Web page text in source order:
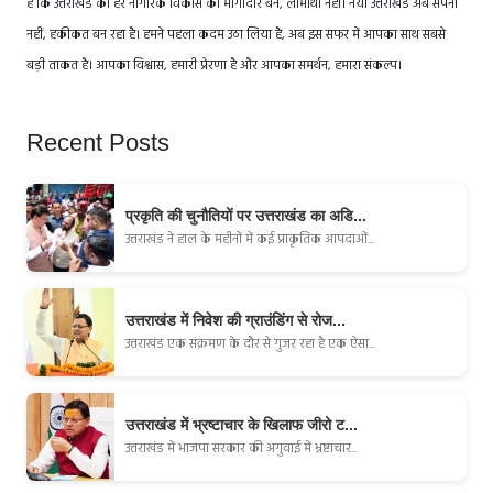
है कि उत्तराखंड का हर नागरिक विकास का भागीदार बने, लाभार्थी नहीं। नया उत्तराखंड अब सपना
नहीं, हकीकत बन रहा है। हमने पहला कदम उठा लिया है, अब इस सफर में आपका साथ सबसे
बड़ी ताकत है। आपका विश्वास, हमारी प्रेरणा है और आपका समर्थन, हमारा संकल्प।
Recent Posts
प्रकृति की चुनौतियों पर उत्तराखंड का अडि...
उत्तराखंड ने हाल के महीनों में कई प्राकृतिक आपदाओं...
उत्तराखंड में निवेश की ग्राउंडिंग से रोज...
उत्तराखंड एक संक्रमण के दौर से गुजर रहा है एक ऐसा...
उत्तराखंड में भ्रष्टाचार के खिलाफ जीरो ट...
उत्तराखंड में भाजपा सरकार की अगुवाई में भ्रष्टाचार...